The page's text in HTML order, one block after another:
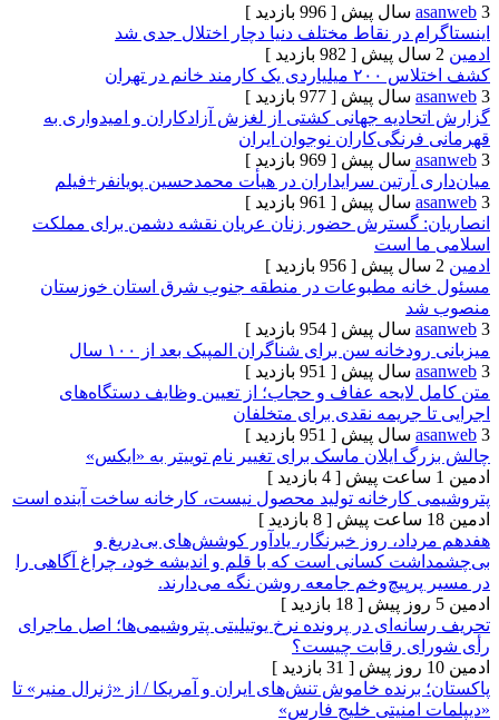
[ 996 بازدید ]
در نقاط مختلف دنیا دچار اختلال جدی شد
[ 982 بازدید ]
خانم در تهران
[ 977 بازدید ]
جهانی کشتی از لغزش آزادکاران و امیدواری به
نوجوان ایران
[ 969 بازدید ]
سرایداران در هیأت محمدحسین پویانفر+فیلم
[ 961 بازدید ]
گسترش حضور زنان عریان نقشه دشمن برای مملکت
است
[ 956 بازدید ]
مطبوعات در منطقه جنوب شرق استان خوزستان
[ 954 بازدید ]
سن برای شناگران المپیک بعد از ۱۰۰ سال
[ 951 بازدید ]
عفاف و حجاب؛ از تعیین وظایف دستگاه‌های
نقدی برای متخلفان
[ 951 بازدید ]
ماسک برای تغییر نام توییتر به «ایکس»
[ 4 بازدید ]
کارخانه تولید محصول نیست، کارخانه ساخت آینده است
[ 8 بازدید ]
روز خبرنگار، یادآور کوشش‌های بی‌دریغ و
کسانی است که با قلم و اندیشه خود، چراغ آگاهی را
جامعه روشن نگه می‌دارند.
[ 18 بازدید ]
در پرونده نرخ یوتیلیتی پتروشیمی‌ها؛ اصل ماجرای
رقابت چیست؟
[ 31 بازدید ]
خاموش تنش‌های ایران و آمریکا / از «ژنرال منیر» تا
خلیج فارس»